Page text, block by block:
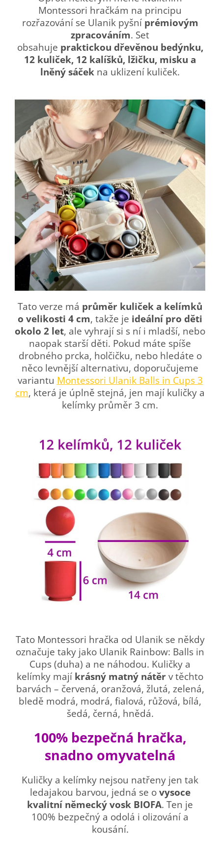
Montessori hračkám na principu
rozřazování se Ulanik pyšní prémiovým
zpracováním. Set
obsahuje praktickou dřevěnou bedýnku,
12 kuliček, 12 kalíšků, lžičku, misku a
lněný sáček na uklizení kuliček.
Tato verze má průměr kuliček a kelímků
o velikosti 4 cm, takže je ideální pro děti
okolo 2 let, ale vyhrají si s ní i mladší, nebo
naopak starší děti. Pokud máte spíše
drobného prcka, holčičku, nebo hledáte o
něco levnější alternativu, doporučujeme
variantu Montessori Ulanik Balls in Cups 3
cm, která je úplně stejná, jen mají kuličky a
kelímky průměr 3 cm.
Tato Montessori hračka od Ulanik se někdy
označuje taky jako Ulanik Rainbow: Balls in
Cups (duha) a ne náhodou. Kuličky a
kelímky mají krásný matný nátěr v těchto
barvách – červená, oranžová, žlutá, zelená,
bledě modrá, modrá, fialová, růžová, bílá,
šedá, černá, hnědá.
100% bezpečná hračka,
snadno omyvatelná
Kuličky a kelímky nejsou natřeny jen tak
ledajakou barvou, jedná se o vysoce
kvalitní německý vosk BIOFA. Ten je
100% bezpečný a odolá i olizování a
kousání.